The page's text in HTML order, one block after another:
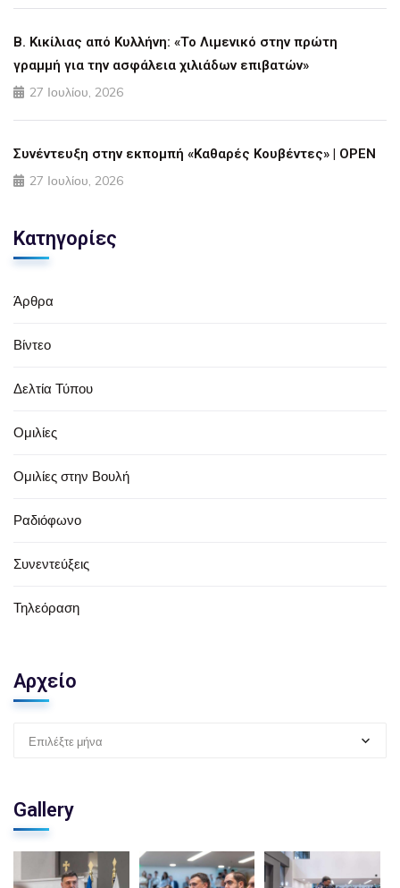
Β. Κικίλιας από Κυλλήνη: «Το Λιμενικό στην πρώτη
γραμμή για την ασφάλεια χιλιάδων επιβατών»
27 Ιουλίου, 2026
Συνέντευξη στην εκπομπή «Καθαρές Κουβέντες» | OPEN
27 Ιουλίου, 2026
Κατηγορίες
Άρθρα
Βίντεο
Δελτία Τύπου
Ομιλίες
Ομιλίες στην Βουλή
Ραδιόφωνο
Συνεντεύξεις
Τηλεόραση
Αρχείο
Επιλέξτε μήνα
Gallery